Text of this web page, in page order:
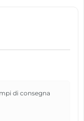
di consegna